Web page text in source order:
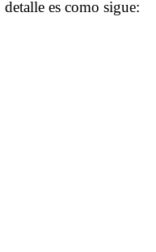
es como sigue: